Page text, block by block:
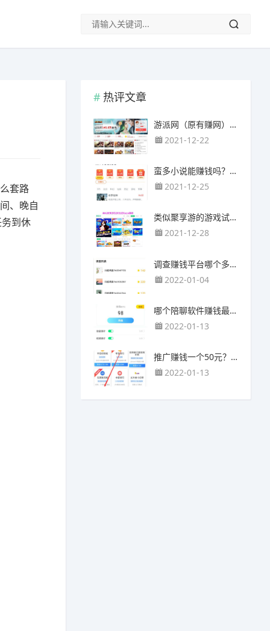
套路
、晚自
到休
热评文章
游派网（原有赚网），主要以试玩游戏赚钱为主
2021-12-22
蛮多小说能赚钱吗？送的100元能提现靠谱吗？
2021-12-25
类似聚享游的游戏试玩app（平台）推荐
2021-12-28
调查赚钱平台哪个多？哪个调查网站正规靠谱？
2022-01-04
哪个陪聊软件赚钱最快？目前陪人聊天可以挣钱的app推荐
2022-01-13
推广赚钱一个50元？我这个一个最高可以赚500元
2022-01-13